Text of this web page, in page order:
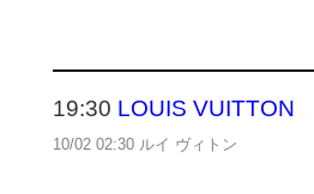
19:30 LOUIS VUITTON
10/02 02:30 ルイ ヴィトン